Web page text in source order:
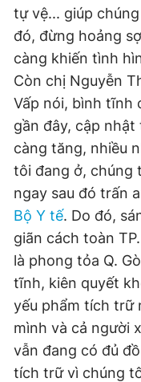
tự vệ... giúp
đó, đừng hoảng
càng khiến tình
Còn chị Nguyễn
Vấp nói, bình tĩnh
gần đây, cập
càng tăng, nhiều
tôi đang ở, chúng
ngay sau đó trấn
Bộ Y tế. Do đó,
giãn cách toàn
là phong tỏa Q.
tĩnh, kiên quyết
yếu phẩm tích trữ
mình và cả người
vẫn đang có đủ
tích trữ vì chúng